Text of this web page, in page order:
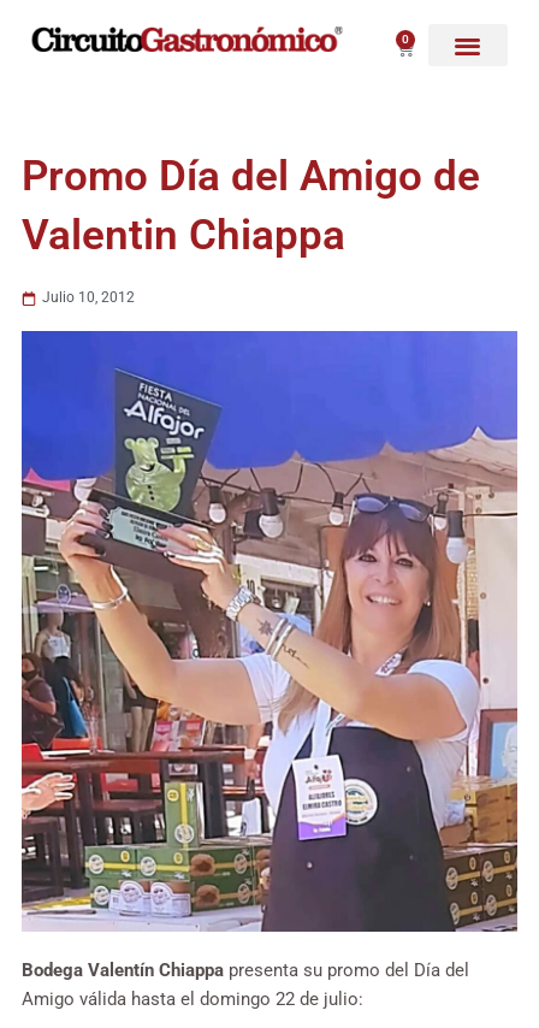
0
Carrito
Promo Día del Amigo de
Valentin Chiappa
Julio 10, 2012
Bodega Valentín Chiappa presenta su promo del Día del
Amigo válida hasta el domingo 22 de julio: